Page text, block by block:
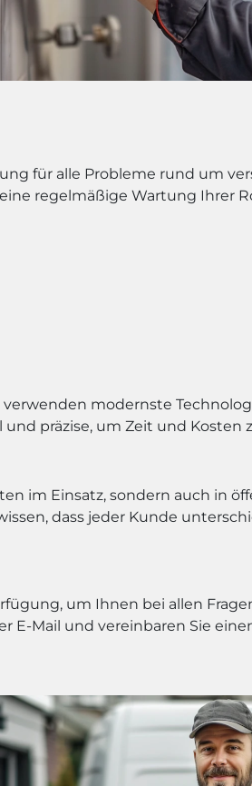
für alle Probleme rund um
regelmäßige Wartung Ihrer
modernste
präzise, um Zeit und Kosten
im Einsatz, sondern auch in
dass jeder Kunde
um Ihnen bei allen
E-Mail und vereinbaren Sie